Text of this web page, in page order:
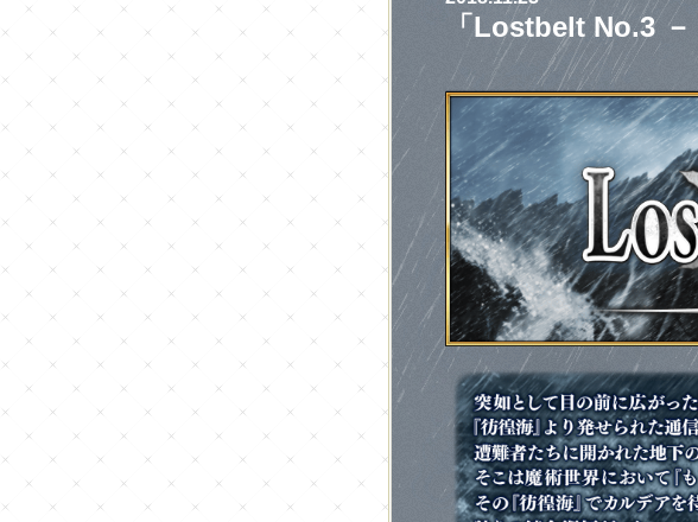
「Lostbelt No.3